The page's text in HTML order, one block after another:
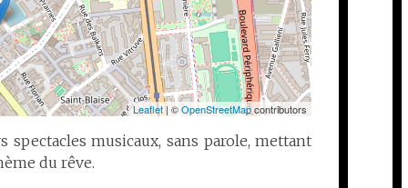
Leaflet | ©OpenStreetMapcontributors
musicaux, sans parole, mettant
du rêve.